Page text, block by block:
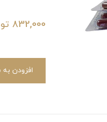
832,000
افزودن